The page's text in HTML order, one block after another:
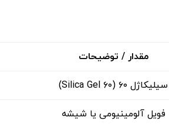
مقدار / توضیحات
سیلیکاژل ۶۰ (Silica Gel ۶۰)
فویل آلومینیومی یا شیشه